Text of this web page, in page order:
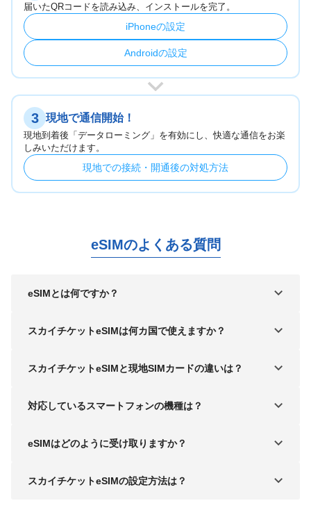
届いたQRコードを読み込み、インストールを完了。
iPhoneの設定
Androidの設定
3 現地で通信開始！
現地到着後「データローミング」を有効にし、快適な通信をお楽
しみいただけます。
現地での接続・開通後の対処方法
eSIMのよくある質問
eSIMとは何ですか？
スカイチケットeSIMは何カ国で使えますか？
スカイチケットeSIMと現地SIMカードの違いは？
対応しているスマートフォンの機種は？
eSIMはどのように受け取りますか？
スカイチケットeSIMの設定方法は？